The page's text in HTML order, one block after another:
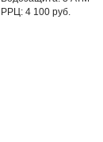
РРЦ: 4 100 руб.